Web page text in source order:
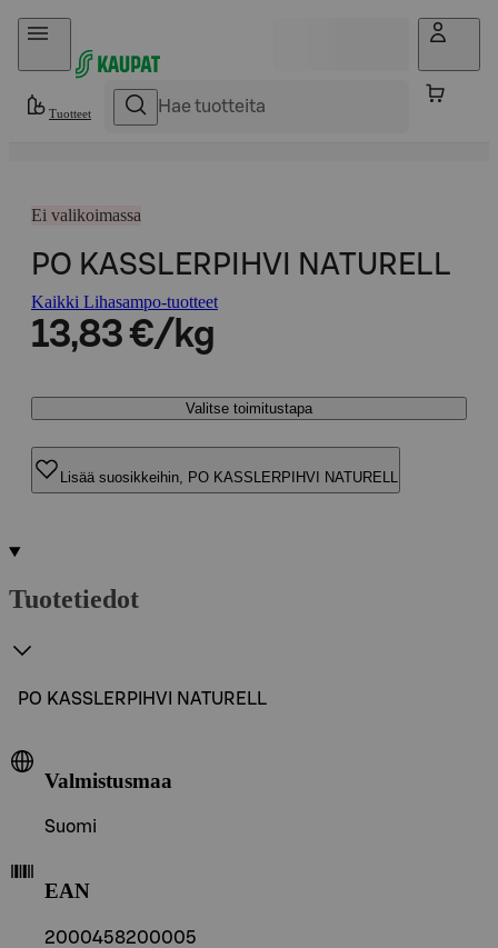
Hyppää sisältöön
Tuotteet
Ei valikoimassa
PO KASSLERPIHVI NATURELL
Kaikki Lihasampo-tuotteet
13,83 €/kg
Valitse toimitustapa
Lisää suosikkeihin, PO KASSLERPIHVI NATURELL
Tuotetiedot
PO KASSLERPIHVI NATURELL
Valmistusmaa
Suomi
EAN
2000458200005